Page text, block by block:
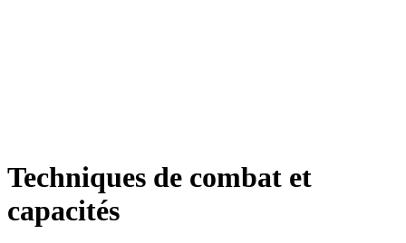
Techniques de combat et
capacités